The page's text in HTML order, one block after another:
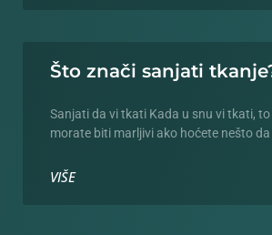
Što znači sanjati
Sanjati da vi tkati Kada u snu vi tkati,
morate biti marljivi ako hoćete nešto da
VIŠE